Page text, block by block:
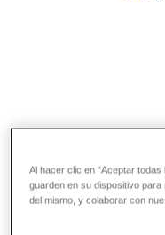
Al hacer clic en “Aceptar
guarden en su dispositivo
del mismo, y colaborar con